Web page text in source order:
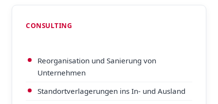
CONSULTING
Reorganisation und Sanierung von
Unternehmen
Standortverlagerungen ins In- und Ausland